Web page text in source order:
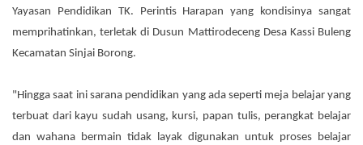
Yayasan Pendidikan TK. Perintis Harapan yang kondisinya sangat
memprihatinkan, terletak di Dusun Mattirodeceng Desa Kassi Buleng
Kecamatan Sinjai Borong.
"Hingga saat ini sarana pendidikan yang ada seperti meja belajar yang
terbuat dari kayu sudah usang, kursi, papan tulis, perangkat belajar
dan wahana bermain tidak layak digunakan untuk proses belajar